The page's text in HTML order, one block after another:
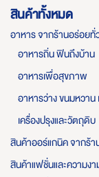
สินค้าทั้งหมด
อาหาร จากร้านอร่อยทั่
อาหารถิ่น ฟินถึงบ้าน
อาหารเพื่อสุขภาพ
อาหารว่าง ขนมหวาน
เครื่องปรุงและวัตถุดิบ
สินค้าออร์แกนิค จากร้
สินค้าแฟชั่นและความง